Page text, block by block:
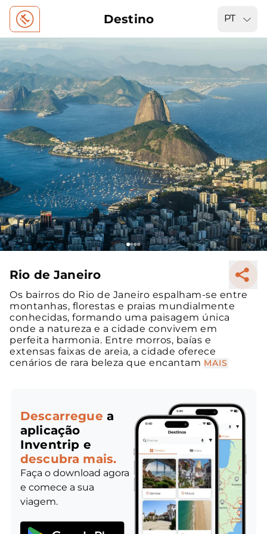
Destino PT
Rio de Janeiro
Os bairros do Rio de Janeiro espalham-se entre
montanhas, florestas e praias mundialmente
conhecidas, formando uma paisagem única
onde a natureza e a cidade convivem em
perfeita harmonia. Entre morros, baías e
extensas faixas de areia, a cidade oferece
cenários de rara beleza que encantam MAIS
Descarregue a
aplicação
Inventrip e
descubra mais.
Faça o download agora
e comece a sua
viagem.